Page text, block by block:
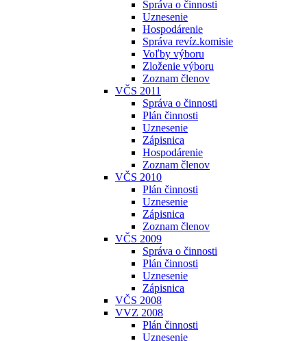
Správa o činnosti
Uznesenie
Hospodárenie
Správa revíz.komisie
Voľby výboru
Zloženie výboru
Zoznam členov
VČS 2011
Správa o činnosti
Plán činnosti
Uznesenie
Zápisnica
Hospodárenie
Zoznam členov
VČS 2010
Plán činnosti
Uznesenie
Zápisnica
Zoznam členov
VČS 2009
Správa o činnosti
Plán činnosti
Uznesenie
Zápisnica
VČS 2008
VVZ 2008
Plán činnosti
Uznesenie